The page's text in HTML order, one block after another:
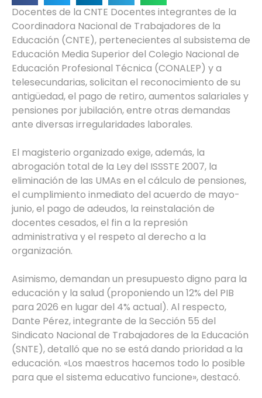
Docentes de la CNTE Docentes integrantes de la
Coordinadora Nacional de Trabajadores de la
Educación (CNTE), pertenecientes al subsistema de
Educación Media Superior del Colegio Nacional de
Educación Profesional Técnica (CONALEP) y a
telesecundarias, solicitan el reconocimiento de su
antigüedad, el pago de retiro, aumentos salariales y
pensiones por jubilación, entre otras demandas
ante diversas irregularidades laborales.
El magisterio organizado exige, además, la
abrogación total de la Ley del ISSSTE 2007, la
eliminación de las UMAs en el cálculo de pensiones,
el cumplimiento inmediato del acuerdo de mayo-
junio, el pago de adeudos, la reinstalación de
docentes cesados, el fin a la represión
administrativa y el respeto al derecho a la
organización.
Asimismo, demandan un presupuesto digno para la
educación y la salud (proponiendo un 12% del PIB
para 2026 en lugar del 4% actual). Al respecto,
Dante Pérez, integrante de la Sección 55 del
Sindicato Nacional de Trabajadores de la Educación
(SNTE), detalló que no se está dando prioridad a la
educación. «Los maestros hacemos todo lo posible
para que el sistema educativo funcione», destacó.